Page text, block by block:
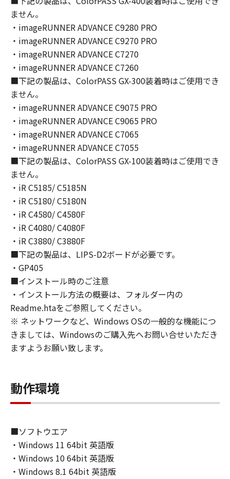
3. COPYRIGHT NOTICE
You shall not modify, remove or delete any
copyright notice of Canon or its licensors
contained in the SOFTWARE, including any
copy thereof.
4. OWNERSHIP
Canon and its licensors retain in all respects
the title, ownership and intellectual property
rights in and to the SOFTWARE. Except as
expressly provided herein, no license or right,
express or implied, is hereby conveyed or
granted by Canon to you for any intellectual
property of Canon and its licensors.
5. EXPORT CONTROL
You agree to comply with all export laws and
restrictions and regulations of the country
involved, and not to export or re-export,
directly or indirectly, the SOFTWARE in
violation of any such laws, restrictions and
regulations, or without all necessary
approvals.
6. SUPPORT AND UPDATE
NEITHER CANON, CANON'S SUBSIDIARIES OR
AFFILIATES, THEIR DISTRIBUTORS, OR
DEALERS NOR CANON'S LICENSORS ARE
RESPONSIBLE FOR MAINTAINING OR
HELPING YOU TO USE THE SOFTWARE, OR
PROVIDING YOU WITH ANY UPDATES, FIXES
7. DISCLAIMER OF WARRANTIES AND
LIABILITY
[NO WARRANTY] THE SOFTWARE IS
ANY KIND, EITHER EXPRESSED OR IMPLIED,
INCLUDING, BUT NOT LIMITED TO THE
IMPLIED WARRANTIES OF MERCHANTABILITY
AND FITNESS FOR A PARTICULAR PURPOSE.
ません。
・imageRUNNER ADVANCE C9280 PRO
・imageRUNNER ADVANCE C9270 PRO
・imageRUNNER ADVANCE C7270
・imageRUNNER ADVANCE C7260
■下記の製品は、ColorPASS GX-300装着時はご使用でき
ません。
・imageRUNNER ADVANCE C9075 PRO
・imageRUNNER ADVANCE C9065 PRO
・imageRUNNER ADVANCE C7065
・imageRUNNER ADVANCE C7055
■下記の製品は、ColorPASS GX-100装着時はご使用でき
ません。
・iR C5185/ C5185N
・iR C5180/ C5180N
・iR C4580/ C4580F
・iR C4080/ C4080F
・iR C3880/ C3880F
■下記の製品は、LIPS-D2ボードが必要です。
・GP405
■インストール時のご注意
・インストール方法の概要は、フォルダー内の
Readme.htaをご参照してください。
※ ネットワークなど、Windows OSの一般的な機能につ
きましては、Windowsのご購入先へお問い合せいただき
ますようお願い致します。
動作環境
■ソフトウエア
・Windows 11 64bit 英語版
・Windows 10 64bit 英語版
・Windows 8.1 64bit 英語版